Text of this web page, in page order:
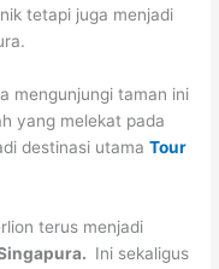
tetapi juga menjadi
mengunjungi taman ini
yang melekat pada
destinasi utamaTour
terus menjadi
Ini sekaligus